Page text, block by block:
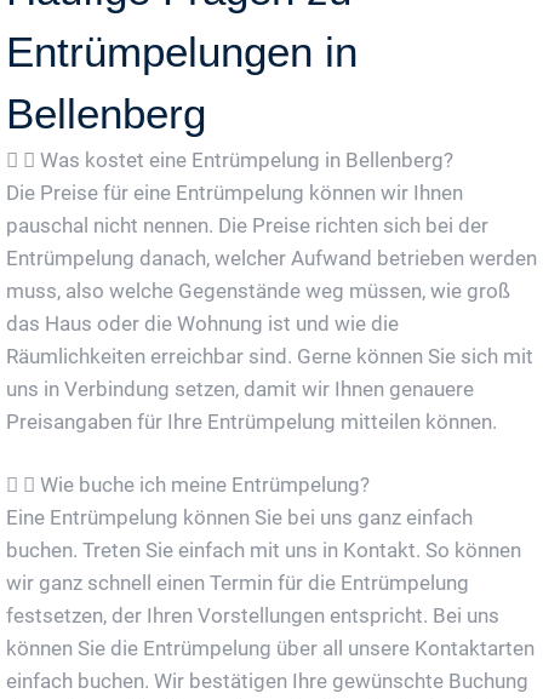
Entrümpelungen in
Bellenberg
Was kostet eine Entrümpelung in Bellenberg?
Die Preise für eine Entrümpelung können wir Ihnen
pauschal nicht nennen. Die Preise richten sich bei der
Entrümpelung danach, welcher Aufwand betrieben werden
muss, also welche Gegenstände weg müssen, wie groß
das Haus oder die Wohnung ist und wie die
Räumlichkeiten erreichbar sind. Gerne können Sie sich mit
uns in Verbindung setzen, damit wir Ihnen genauere
Preisangaben für Ihre Entrümpelung mitteilen können.
Wie buche ich meine Entrümpelung?
Eine Entrümpelung können Sie bei uns ganz einfach
buchen. Treten Sie einfach mit uns in Kontakt. So können
wir ganz schnell einen Termin für die Entrümpelung
festsetzen, der Ihren Vorstellungen entspricht. Bei uns
können Sie die Entrümpelung über all unsere Kontaktarten
einfach buchen. Wir bestätigen Ihre gewünschte Buchung